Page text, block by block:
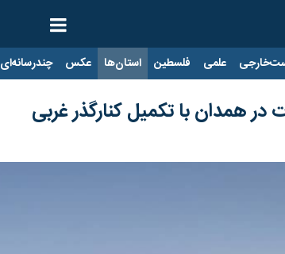
علمی فلسطین استان‌ها عکس چندرسانه‌ای
همدان با تکمیل کنارگذر غربی